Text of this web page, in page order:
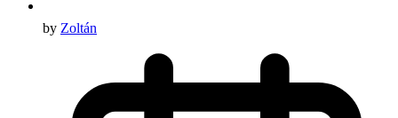
by Zoltán